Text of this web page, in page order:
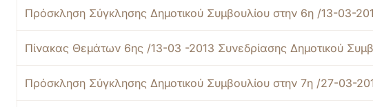
Πρόσκληση Σύγκλησης Δημοτικού Συμβουλίου στην 6η /13-03-
Πίνακας Θεμάτων 6ης /13-03 -2013 Συνεδρίασης Δημοτικού
Πρόσκληση Σύγκλησης Δημοτικού Συμβουλίου στην 7η /27-03-